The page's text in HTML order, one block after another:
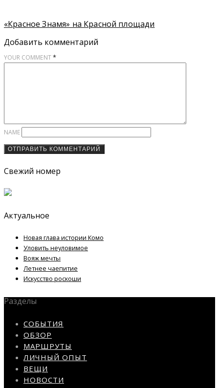
«Красное Знамя» на Красной площади
Добавить комментарий
YOUR COMMENT*
NAME
Свежий номер
Актуальное
Новая глава истории Комо
Уловить неуловимое
Вояж мечты
Летнее чаепитие
Искусство роскоши
Разделы
СОБЫТИЯ
ОБЗОР
МАРШРУТЫ
ЛИЧНЫЙ ОПЫТ
ВЕЩИ
НОВОСТИ